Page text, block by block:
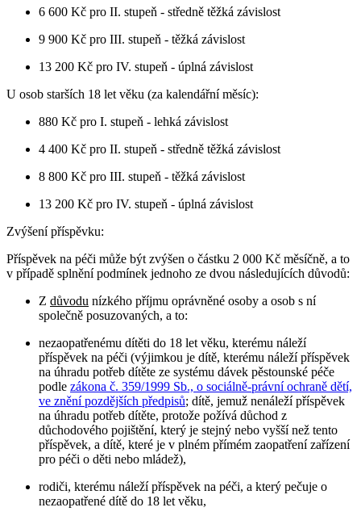
6 600 Kč pro II. stupeň - středně těžká závislost
9 900 Kč pro III. stupeň - těžká závislost
13 200 Kč pro IV. stupeň - úplná závislost
U osob starších 18 let věku (za kalendářní měsíc):
880 Kč pro I. stupeň - lehká závislost
4 400 Kč pro II. stupeň - středně těžká závislost
8 800 Kč pro III. stupeň - těžká závislost
13 200 Kč pro IV. stupeň - úplná závislost
Zvýšení příspěvku:
Příspěvek na péči může být zvýšen o částku 2 000 Kč měsíčně, a to
v případě splnění podmínek jednoho ze dvou následujících důvodů:
Z důvodu nízkého příjmu oprávněné osoby a osob s ní
společně posuzovaných, a to:
nezaopatřenému dítěti do 18 let věku, kterému náleží
příspěvek na péči (výjimkou je dítě, kterému náleží příspěvek
na úhradu potřeb dítěte ze systému dávek pěstounské péče
podle zákona č. 359/1999 Sb., o sociálně-právní ochraně dětí,
ve znění pozdějších předpisů; dítě, jemuž nenáleží příspěvek
na úhradu potřeb dítěte, protože požívá důchod z
důchodového pojištění, který je stejný nebo vyšší než tento
příspěvek, a dítě, které je v plném přímém zaopatření zařízení
pro péči o děti nebo mládež),
rodiči, kterému náleží příspěvek na péči, a který pečuje o
nezaopatřené dítě do 18 let věku,